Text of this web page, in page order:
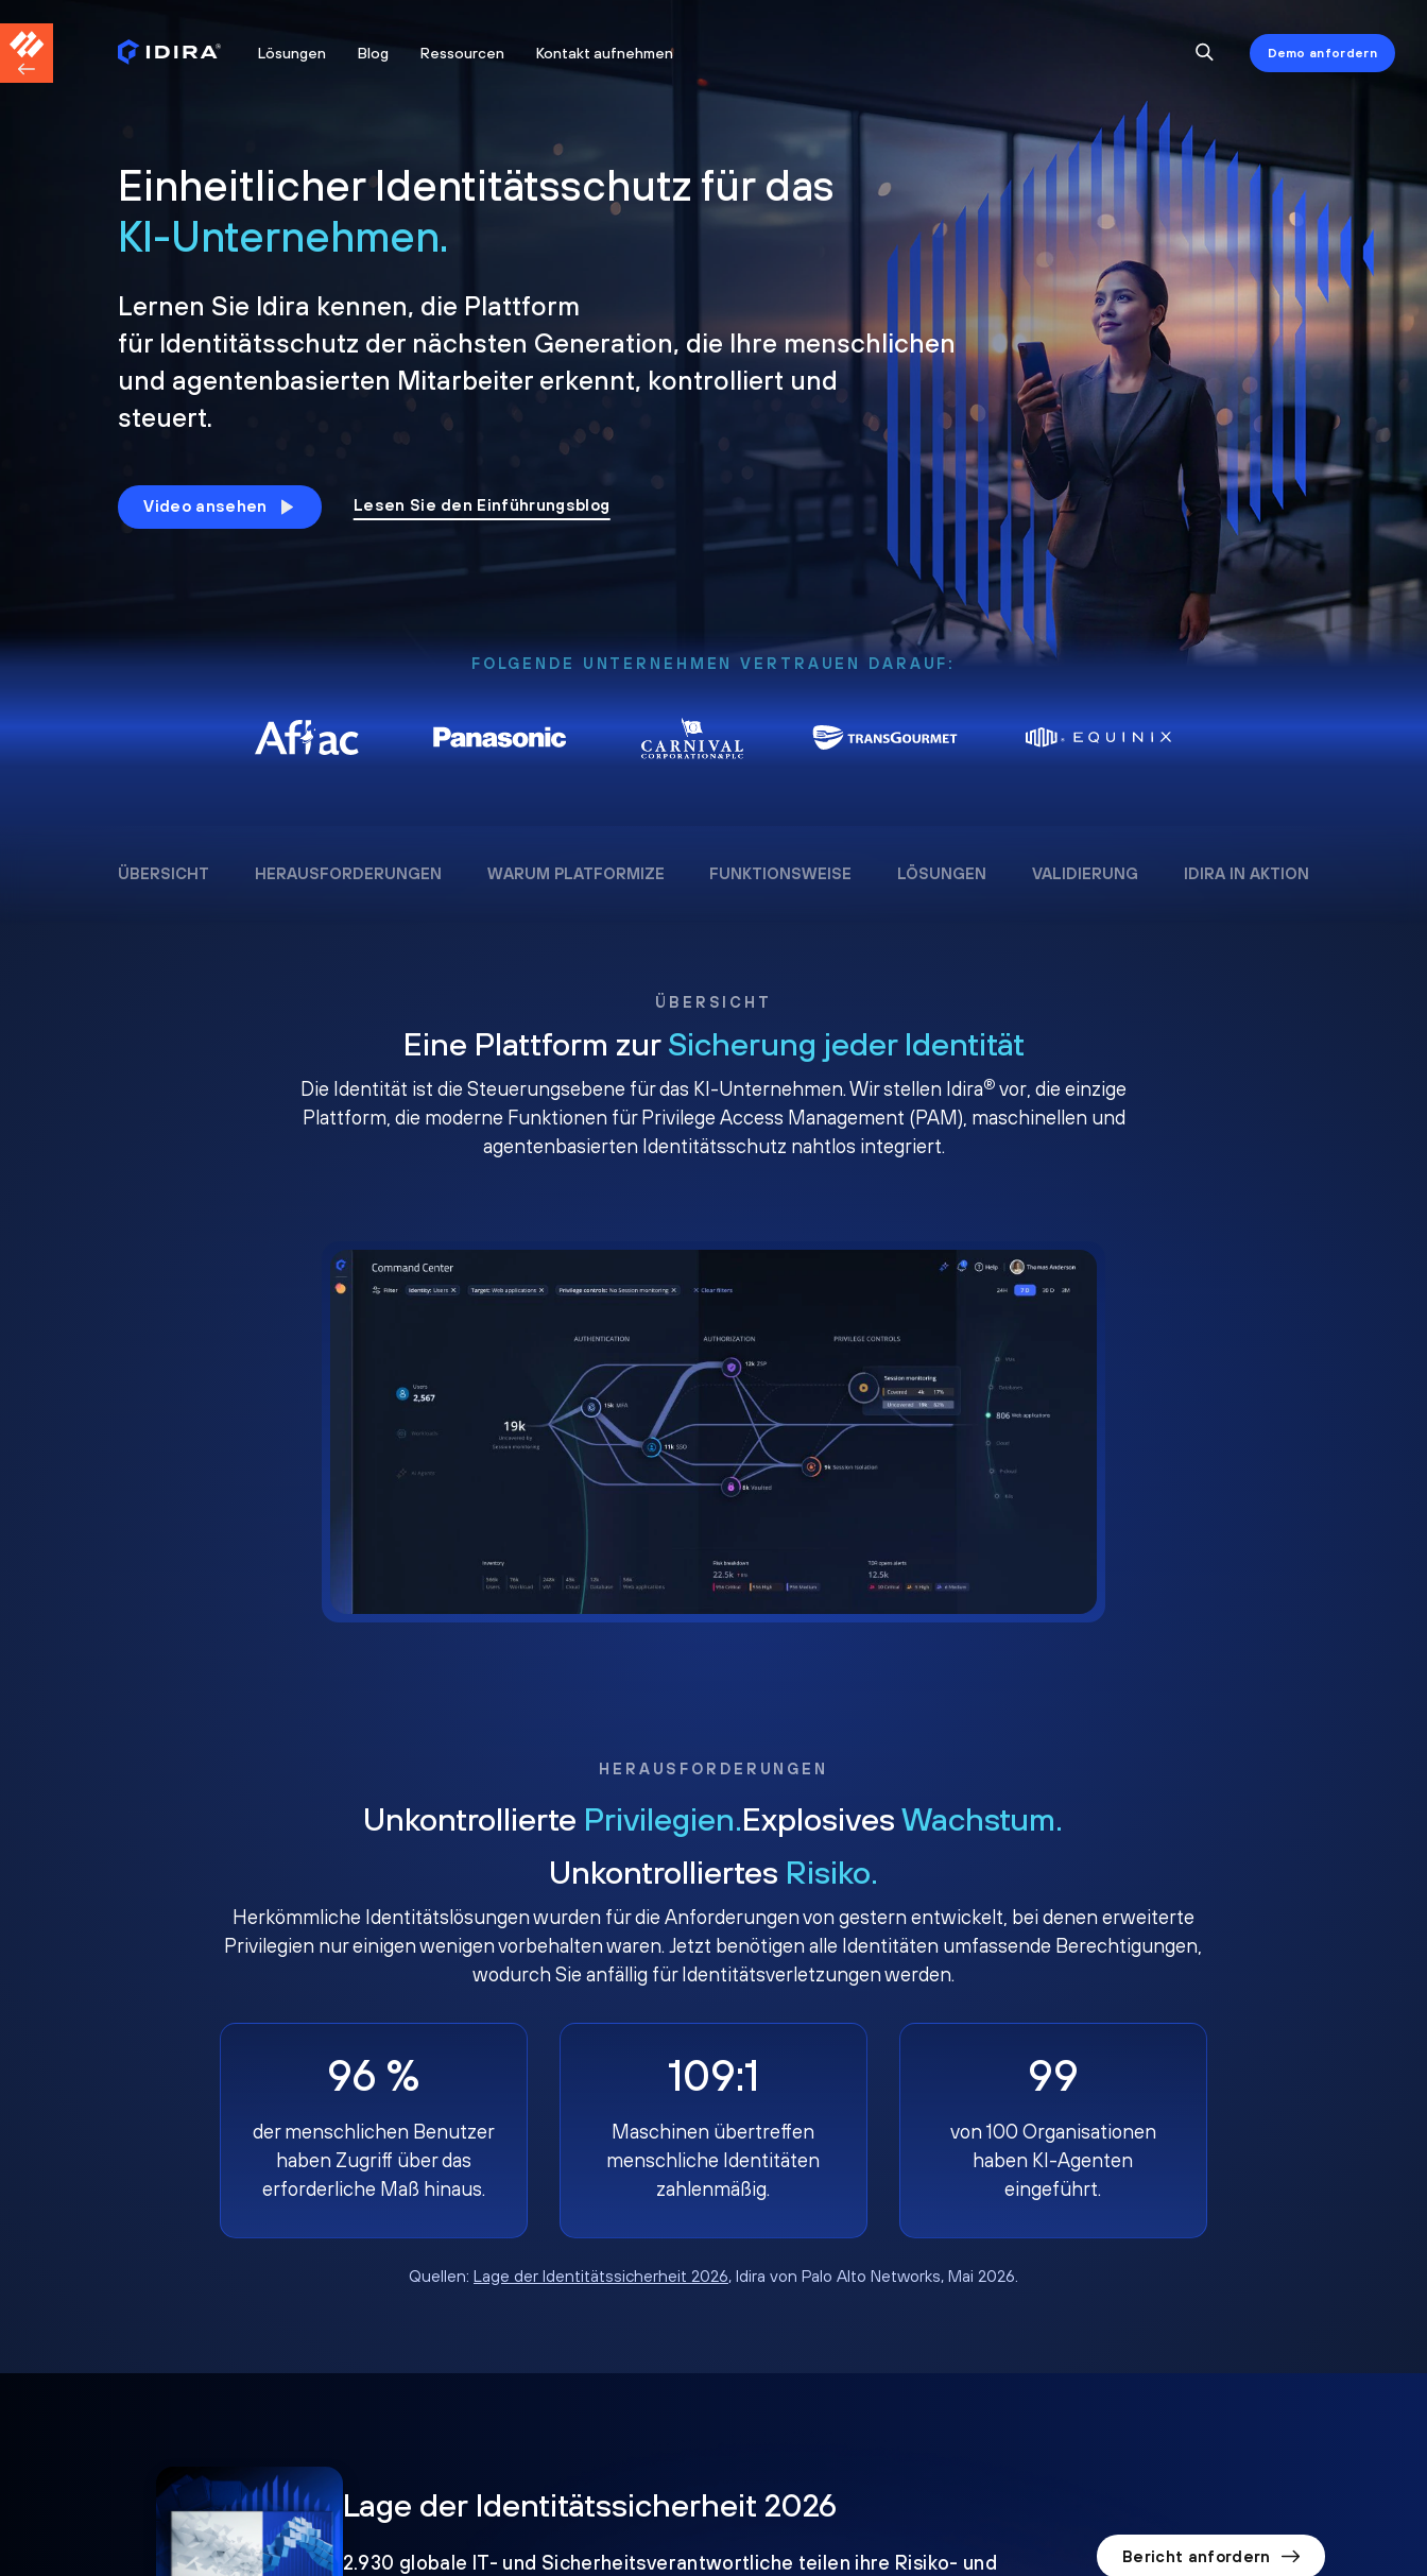
Lösungen Blog Ressourcen Kontakt aufnehmen Demo anfordern
Einheitlicher Identitätsschutz für das
KI-Unternehmen.
Lernen Sie Idira kennen, die Plattform
für Identitätsschutz der nächsten Generation, die Ihre menschlichen
und agentenbasierten Mitarbeiter erkennt, kontrolliert und
steuert.
Video ansehen Lesen Sie den Einführungsblog
FOLGENDE UNTERNEHMEN VERTRAUEN DARAUF:
ÜBERSICHT HERAUSFORDERUNGEN WARUM PLATFORMIZE FUNKTIONSWEISE LÖSUNGEN VALIDIERUNG IDIRA IN AKTION
ÜBERSICHT
Eine Plattform zur Sicherung jeder Identität
Die Identität ist die Steuerungsebene für das KI-Unternehmen. Wir stellen Idira® vor, die einzige
Plattform, die moderne Funktionen für Privilege Access Management (PAM), maschinellen und
agentenbasierten Identitätsschutz nahtlos integriert.
HERAUSFORDERUNGEN
Unkontrollierte Privilegien.ExplosivesWachstum.
Unkontrolliertes Risiko.
Herkömmliche Identitätslösungen wurden für die Anforderungen von gestern entwickelt, bei denen erweiterte
Privilegien nur einigen wenigen vorbehalten waren. Jetzt benötigen alle Identitäten umfassende Berechtigungen,
wodurch Sie anfällig für Identitätsverletzungen werden.
96 %
der menschlichen Benutzer
haben Zugriff über das
erforderliche Maß hinaus.
109:1
Maschinen übertreffen
menschliche Identitäten
zahlenmäßig.
99
von 100 Organisationen
haben KI-Agenten
eingeführt.
Quellen: Lage der Identitätssicherheit 2026, Idira von Palo Alto Networks, Mai 2026.
Lage der Identitätssicherheit 2026
2.930 globale IT- und Sicherheitsverantwortliche teilen ihre Risiko- und
Bericht anfordern